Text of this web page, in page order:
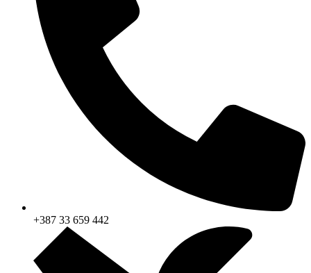
+387 33 659 442